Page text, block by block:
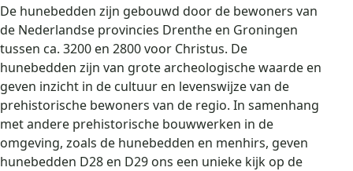
De hunebedden zijn gebouwd door de bewoners van
de Nederlandse provincies Drenthe en Groningen
tussen ca. 3200 en 2800 voor Christus. De
hunebedden zijn van grote archeologische waarde en
geven inzicht in de cultuur en levenswijze van de
prehistorische bewoners van de regio. In samenhang
met andere prehistorische bouwwerken in de
omgeving, zoals de hunebedden en menhirs, geven
hunebedden D28 en D29 ons een unieke kijk op de